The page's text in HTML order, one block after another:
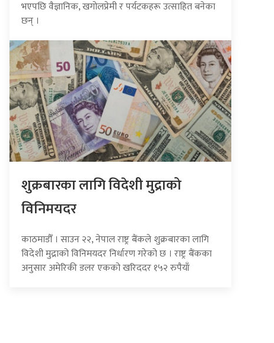
भएपछि वैज्ञानिक, खगोलप्रेमी र पर्यटकहरू उत्साहित बनेका
छन् ।
शुक्रबारका लागि विदेशी मुद्राको
विनिमयदर
काठमाडौँ । साउन २२, नेपाल राष्ट्र बैंकले शुक्रबारका लागि
विदेशी मुद्राको विनिमयदर निर्धारण गरेको छ । राष्ट्र बैंकका
अनुसार अमेरिकी डलर एकको खरिददर १५२ रुपैयाँ